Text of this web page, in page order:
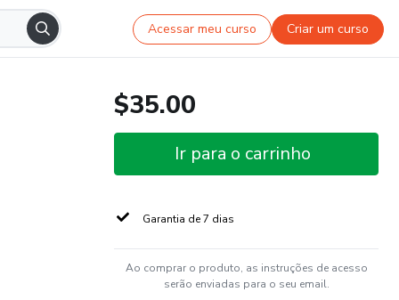
Acessar meu curso Criar um curso
$35.00
Ir para o carrinho
Garantia de 7 dias
Ao comprar o produto, as instruções de acesso
serão enviadas para o seu email.